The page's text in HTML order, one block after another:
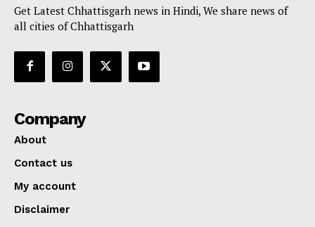
Get Latest Chhattisgarh news in Hindi, We share news of
all cities of Chhattisgarh
Company
About
Contact us
My account
Disclaimer